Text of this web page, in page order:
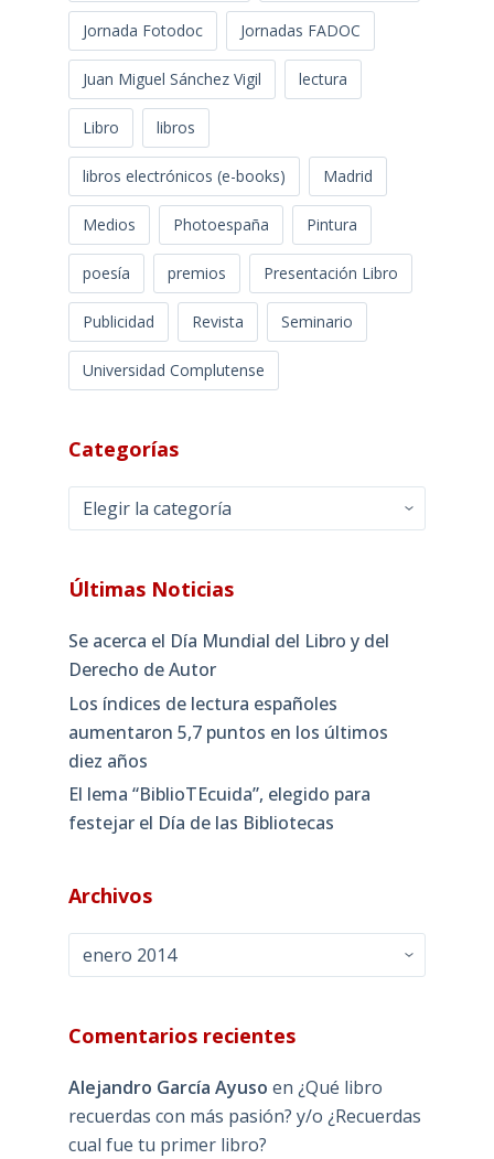
Jornada Fotodoc Jornadas FADOC
Juan Miguel Sánchez Vigil lectura
Libro libros
libros electrónicos (e-books) Madrid
Medios Photoespaña Pintura
poesía premios Presentación Libro
Publicidad Revista Seminario
Universidad Complutense
Categorías
Categorías
Últimas Noticias
Se acerca el Día Mundial del Libro y del
Derecho de Autor
Los índices de lectura españoles
aumentaron 5,7 puntos en los últimos
diez años
El lema “BiblioTEcuida”, elegido para
festejar el Día de las Bibliotecas
Archivos
Comentarios recientes
Alejandro García Ayuso en ¿Qué libro
recuerdas con más pasión? y/o ¿Recuerdas
cual fue tu primer libro?